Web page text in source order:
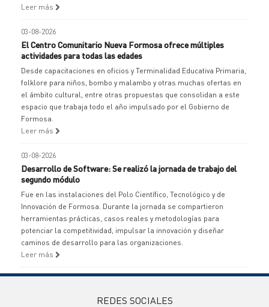
Leer más
03-08-2026
El Centro Comunitario Nueva Formosa ofrece múltiples
actividades para todas las edades
Desde capacitaciones en oficios y Terminalidad Educativa Primaria,
folklore para niños, bombo y malambo y otras muchas ofertas en
el ámbito cultural, entre otras propuestas que consolidan a este
espacio que trabaja todo el año impulsado por el Gobierno de
Formosa.
Leer más
03-08-2026
Desarrollo de Software: Se realizó la jornada de trabajo del
segundo módulo
Fue en las instalaciones del Polo Científico, Tecnológico y de
Innovación de Formosa. Durante la jornada se compartieron
herramientas prácticas, casos reales y metodologías para
potenciar la competitividad, impulsar la innovación y diseñar
caminos de desarrollo para las organizaciones.
Leer más
REDES SOCIALES